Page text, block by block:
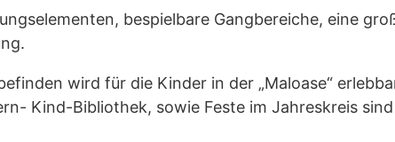
bespielbare Gangbereiche, eine
wird für die Kinder in der „Maloase“
Kind-Bibliothek, sowie Feste im Jahreskreis